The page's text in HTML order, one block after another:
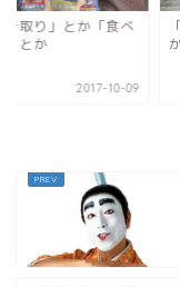
所取り」とか「食べ
」とか
2017-10-09